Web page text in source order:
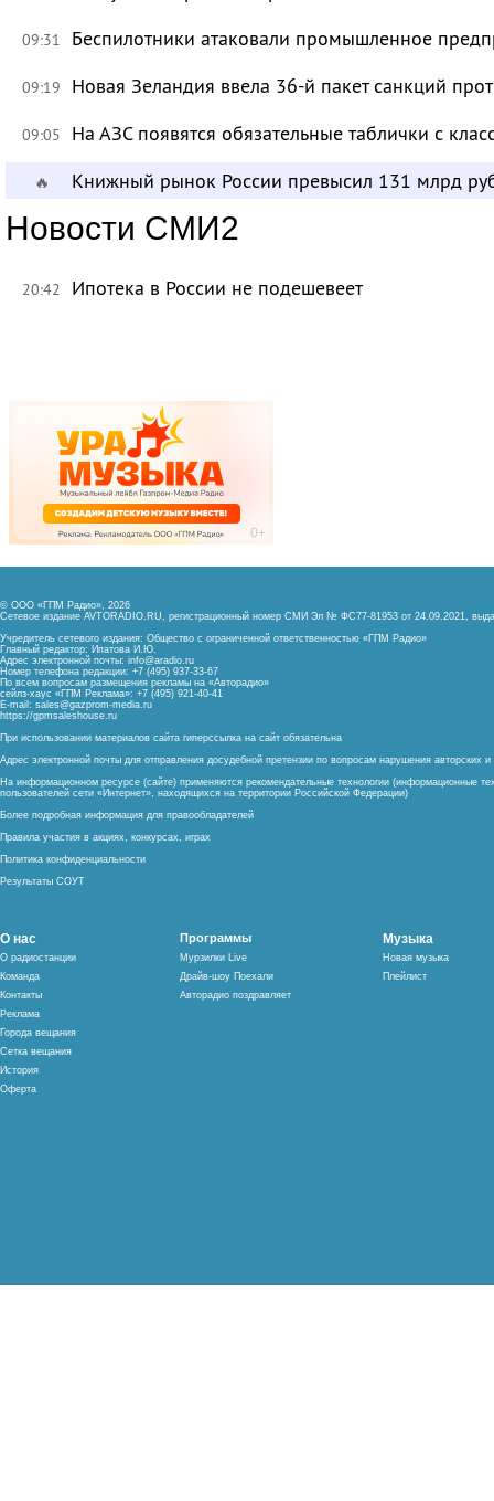
09:31 Беспилотники атаковали промышленное
09:19 Новая Зеландия ввела 36-й пакет санкций
09:05 На АЗС появятся обязательные таблички с
🔥 Книжный рынок России превысил 131 млрд
Новости СМИ2
20:42 Ипотека в России не подешевеет
© ООО «ГПМ Радио», 2026
Сетевое издание AVTORADIO.RU, регистрационный номер СМИ Эл № ФС77-81953 от 24.09.2021,
Учредитель сетевого издания: Общество с ограниченной ответственностью «ГПМ Радио»
Главный редактор: Ипатова И.Ю.
Адрес электронной почты: info@aradio.ru
Номер телефона редакции: +7 (495) 937-33-67
По всем вопросам размещения рекламы на «Авторадио»
сейлз-хаус «ГПМ Реклама»: +7 (495) 921-40-41
E-mail: sales@gazprom-media.ru
https://gpmsaleshouse.ru
При использовании материалов сайта гиперссылка на сайт обязательна
Адрес электронной почты для отправления досудебной претензии по вопросам нарушения авторских
На информационном ресурсе (сайте) применяются рекомендательные технологии (информационные
пользователей сети «Интернет», находящихся на территории Российской Федерации)
Более подробная информация для правообладателей
Правила участия в акциях, конкурсах, играх
Политика конфиденциальности
Результаты СОУТ
О нас
О радиостанции
Команда
Контакты
Реклама
Города вещания
Сетка вещания
История
Оферта
Программы
Мурзилки Live
Драйв-шоу Поехали
Авторадио поздравляет
Музыка
Новая музыка
Плейлист